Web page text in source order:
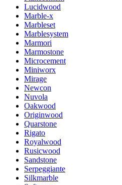
Lucidwood
Marble-x
Marbleset
Marblesystem
Marmori
Marmostone
Microcement
Miniworx
Mirage
Newcon
Nuvola
Oakwood
Originwood
Quarstone
Rigato
Royalwood
Rusicwood
Sandstone
Serpeggiante
Silkmarble